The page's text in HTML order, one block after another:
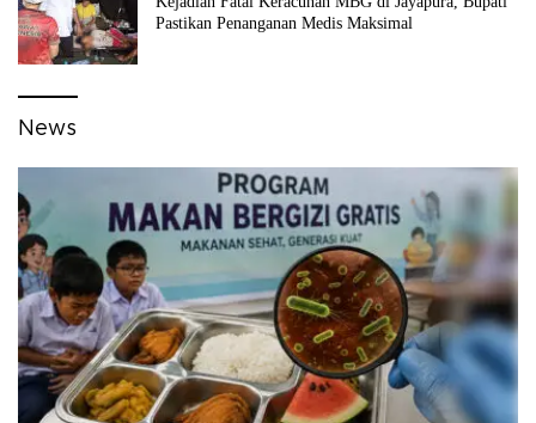
Pastikan Penanganan Medis Maksimal
News